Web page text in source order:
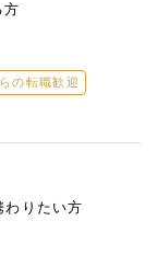
方
の転職歓迎
わりたい方